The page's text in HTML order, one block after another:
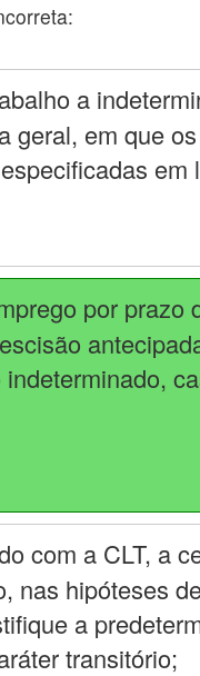
a
geral, em que
em
por prazo
com a CLT, a
nas hipóteses
a
transitório;